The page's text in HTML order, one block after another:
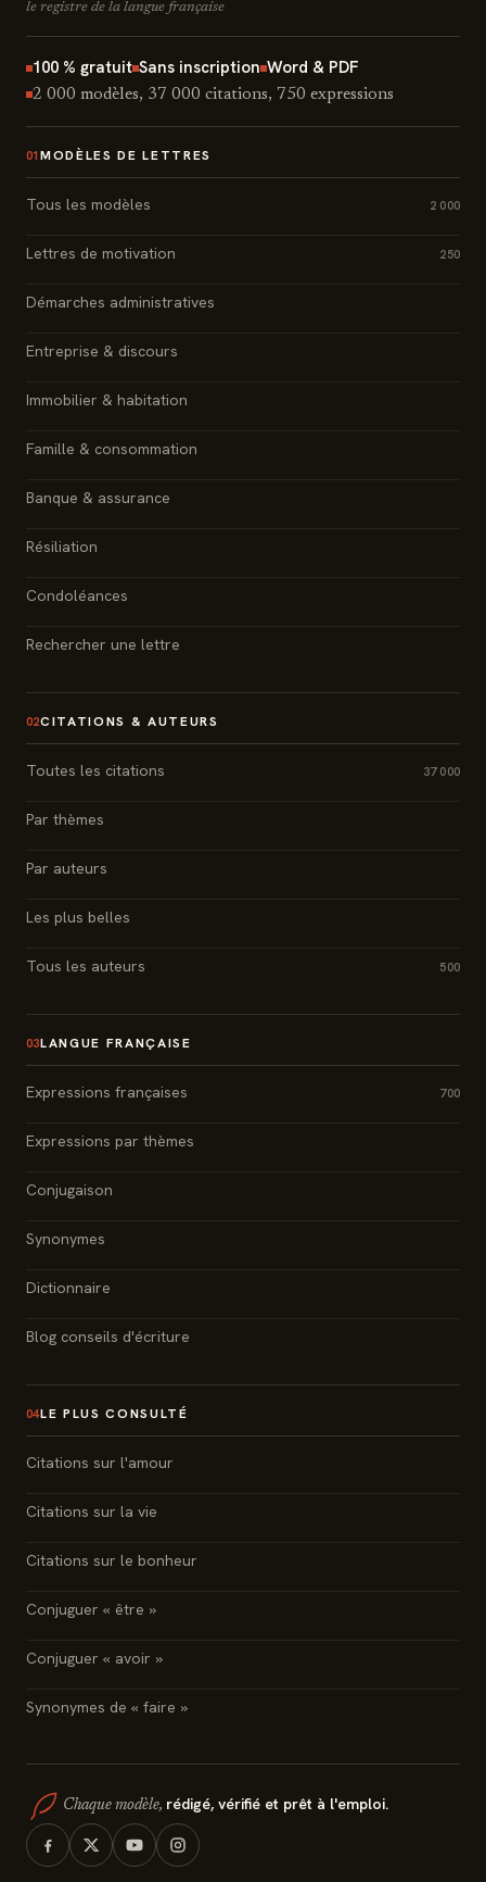
le registre de la langue française
100 % gratuit Sans inscription Word & PDF
2 000 modèles, 37 000 citations, 750 expressions
01 MODÈLES DE LETTRES
Tous les modèles 2 000
Lettres de motivation 250
Démarches administratives
Entreprise & discours
Immobilier & habitation
Famille & consommation
Banque & assurance
Résiliation
Condoléances
Rechercher une lettre
02CITATIONS & AUTEURS
Toutes les citations 37 000
Par thèmes
Par auteurs
Les plus belles
Tous les auteurs 500
03LANGUE FRANÇAISE
Expressions françaises 700
Expressions par thèmes
Conjugaison
Synonymes
Dictionnaire
Blog conseils d'écriture
04LE PLUS CONSULTÉ
Citations sur l'amour
Citations sur la vie
Citations sur le bonheur
Conjuguer « être »
Conjuguer « avoir »
Synonymes de « faire »
Chaque modèle, rédigé, vérifié et prêt à l'emploi.